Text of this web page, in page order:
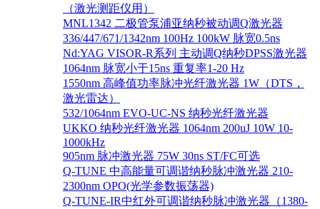
（激光测距仪用）
MNL1342 二极管泵浦亚纳秒被动调Q激光器
336/447/671/1342nm 100Hz 100kW 脉宽0.5ns
Nd:YAG VISOR-R系列 主动调Q纳秒DPSS激光器
1064nm 脉宽小于15ns 重复率1-20 Hz
1550nm 高峰值功率脉冲光纤激光器 1W（DTS，
激光雷达）
532/1064nm EVO-UC-NS 纳秒光纤激光器
UKKO 纳秒光纤激光器 1064nm 200uJ 10W 10-
1000kHz
905nm 脉冲激光器 75W 30ns ST/FC可选
Q-TUNE 中高能量可调谐纳秒脉冲激光器 210-
2300nm OPO(光学参数振荡器)
Q-TUNE-IR中红外可调谐纳秒脉冲激光器（1380-